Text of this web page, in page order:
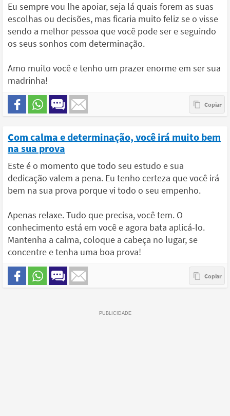
Eu sempre vou lhe apoiar, seja lá quais forem as suas
escolhas ou decisões, mas ficaria muito feliz se o visse
sendo a melhor pessoa que você pode ser e seguindo
os seus sonhos com determinação.
Amo muito você e tenho um prazer enorme em ser sua
madrinha!
Com calma e determinação, você irá muito bem
na sua prova
Este é o momento que todo seu estudo e sua
dedicação valem a pena. Eu tenho certeza que você irá
bem na sua prova porque vi todo o seu empenho.
Apenas relaxe. Tudo que precisa, você tem. O
conhecimento está em você e agora bata aplicá-lo.
Mantenha a calma, coloque a cabeça no lugar, se
concentre e tenha uma boa prova!